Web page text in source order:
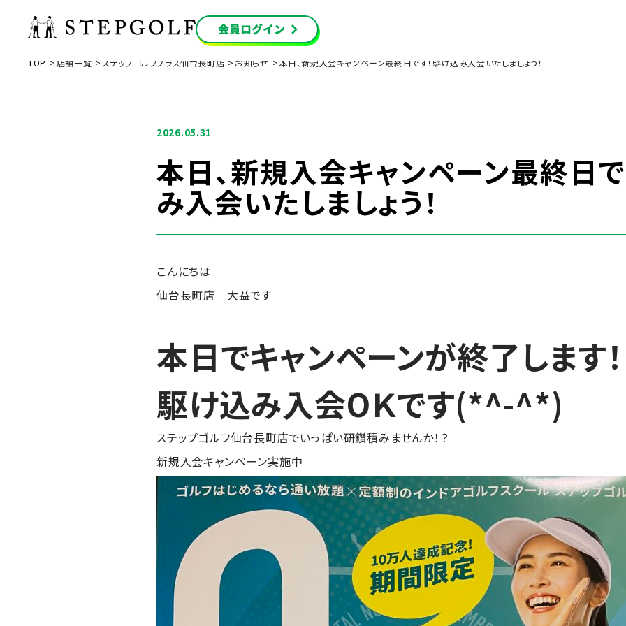
TOP 店舗一覧 ステップゴルフプラス仙台長町店 お知らせ 本日、新規入会キャンペーン最終日です！駆け込み入会いたしましょう！
2026.05.31
本日、新規入会キャンペーン最終日
み入会いたしましょう！
こんにちは
仙台長町店 大益です
本日でキャンペーンが終了します！
駆け込み入会OＫです(*^-^*)
ステップゴルフ仙台長町店でいっぱい研鑽積みませんか！？
新規入会キャンペーン実施中